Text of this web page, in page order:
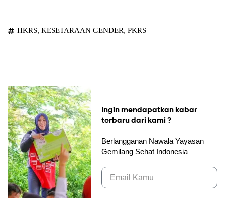
HKRS, KESETARAAN GENDER, PKRS
Ingin mendapatkan kabar
terbaru dari kami ?
Berlangganan Nawala Yayasan
Gemilang Sehat Indonesia